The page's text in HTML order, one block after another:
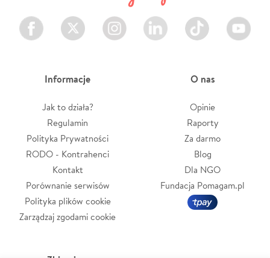
Facebook Twitter Instagram LinkedIn TikTok Youtube
Informacje
Jak to działa?
Regulamin
Polityka Prywatności
RODO - Kontrahenci
Kontakt
Porównanie serwisów
Polityka plików cookie
Zarządzaj zgodami cookie
O nas
Opinie
Raporty
Za darmo
Blog
Dla NGO
Fundacja Pomagam.pl